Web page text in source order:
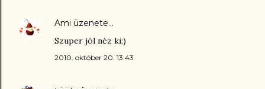
Ami üzenete…
Szuper jól néz ki:)
2010. október 20. 13:43